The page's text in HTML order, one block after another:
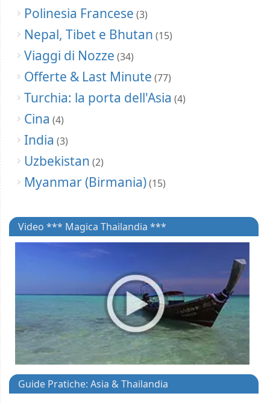
Polinesia Francese (3)
Nepal, Tibet e Bhutan (15)
Viaggi di Nozze (34)
Offerte & Last Minute (77)
Turchia: la porta dell'Asia (4)
Cina (4)
India (3)
Uzbekistan (2)
Myanmar (Birmania)(15)
Video *** Magica Thailandia ***
Guide Pratiche: Asia & Thailandia